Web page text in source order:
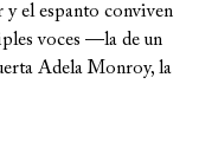
y el espanto conviven
voces —la de un
Adela Monroy, la